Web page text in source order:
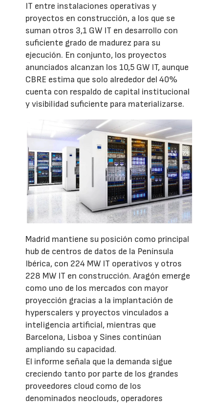
IT entre instalaciones operativas y
proyectos en construcción, a los que se
suman otros 3,1 GW IT en desarrollo con
suficiente grado de madurez para su
ejecución. En conjunto, los proyectos
anunciados alcanzan los 10,5 GW IT, aunque
CBRE estima que solo alrededor del 40%
cuenta con respaldo de capital institucional
y visibilidad suficiente para materializarse.
Madrid mantiene su posición como principal
hub de centros de datos de la Península
Ibérica, con 224 MW IT operativos y otros
228 MW IT en construcción. Aragón emerge
como uno de los mercados con mayor
proyección gracias a la implantación de
hyperscalers y proyectos vinculados a
inteligencia artificial, mientras que
Barcelona, Lisboa y Sines continúan
ampliando su capacidad.
El informe señala que la demanda sigue
creciendo tanto por parte de los grandes
proveedores cloud como de los
denominados neoclouds, operadores